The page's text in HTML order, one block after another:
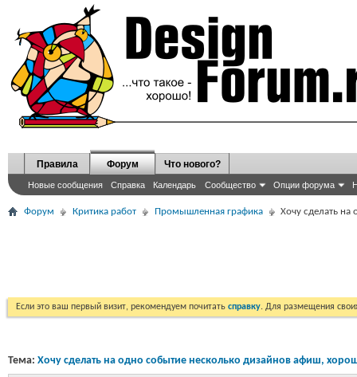
Правила Форум
Новые сообщения Справка Календарь Сообщество Опции форума
Что нового?
Форум Критика работ Промышленная графика Хочу сделать
Если это ваш первый визит, рекомендуем почитать справку. Для размещения
Тема: Хочу сделать на одно событие несколько дизайнов афиш,